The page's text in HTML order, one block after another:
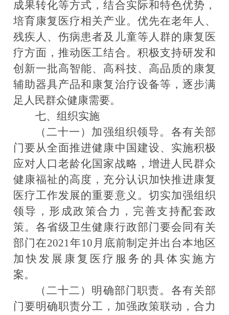
成果转化等方式，结合实际和特色优势，
培育康复医疗相关产业。优先在老年人、
残疾人、伤病患者及儿童等人群的康复医
疗方面，推动医工结合。积极支持研发和
创新一批高智能、高科技、高品质的康复
辅助器具产品和康复治疗设备等，逐步满
足人民群众健康需要。
七、组织实施
（二十一）加强组织领导。 各有关部
门要从全面推进健康中国建设、实施积极
应对人口老龄化国家战略，增进人民群众
健康福祉的高度，充分认识加快推进康复
医疗工作发展的重要意义。切实加强组织
领导，形成政策合力，完善支持配套政
策。各省级卫生健康行政部门要会同有关
部门在2021年10月底前制定并出台本地区
加快发展康复医疗服务的具体实施方
案。
（二十二）明确部门职责。 各有关部
门要明确职责分工，加强政策联动，合力